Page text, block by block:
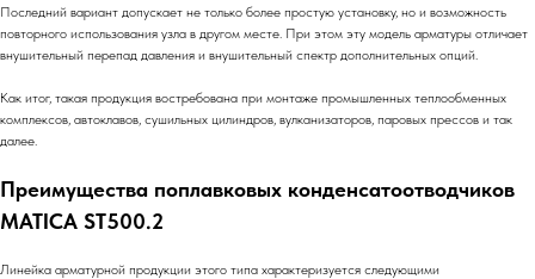
Последний вариант допускает не только более простую установку, но и возможность
повторного использования узла в другом месте. При этом эту модель арматуры отличает
внушительный перепад давления и внушительный спектр дополнительных опций.
Как итог, такая продукция востребована при монтаже промышленных теплообменных
комплексов, автоклавов, сушильных цилиндров, вулканизаторов, паровых прессов и так
далее.
Преимущества поплавковых конденсатоотводчиков
MATICA ST500.2
Линейка арматурной продукции этого типа характеризуется следующими